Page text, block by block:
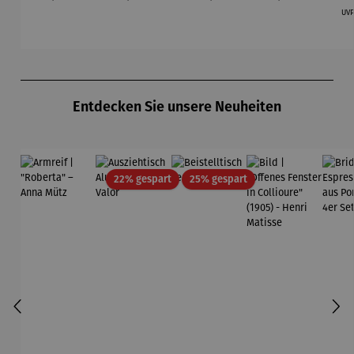
&
Entdecken Sie unsere Neuheiten
22% gespartRabatt25% gespartRabatt